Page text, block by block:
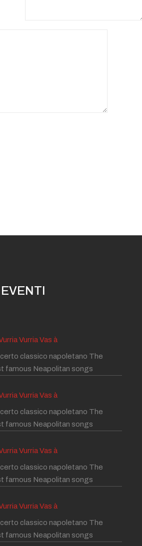
Vurria Vas à
classico napoletano The
famous Neapolitan songs
Vurria Vas à
classico napoletano The
famous Neapolitan songs
Vurria Vas à
classico napoletano The
famous Neapolitan songs
Vurria Vas à
classico napoletano The
famous Neapolitan songs